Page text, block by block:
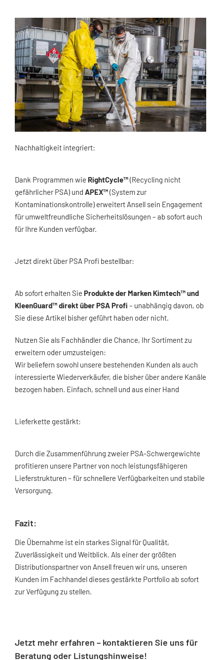
Nachhaltigkeit integriert:
Dank Programmen wie RightCycle™(Recycling nicht
gefährlicher PSA) und APEX™(System zur
Kontaminationskontrolle) erweitert Ansell sein Engagement
für umweltfreundliche Sicherheitslösungen – ab sofort auch
für Ihre Kunden verfügbar.
Jetzt direkt über PSA Profi bestellbar:
Ab sofort erhalten Sie Produkte der Marken Kimtech™ und
KleenGuard™ direkt über PSA Profi – unabhängig davon, ob
Sie diese Artikel bisher geführt haben oder nicht.
Nutzen Sie als Fachhändler die Chance, Ihr Sortiment zu
erweitern oder umzusteigen:
Wir beliefern sowohl unsere bestehenden Kunden als auch
interessierte Wiederverkäufer, die bisher über andere Kanäle
bezogen haben. Einfach, schnell und aus einer Hand
Lieferkette gestärkt:
Durch die Zusammenführung zweier PSA-Schwergewichte
profitieren unsere Partner von noch leistungsfähigeren
Lieferstrukturen – für schnellere Verfügbarkeiten und stabile
Versorgung.
Fazit:
Die Übernahme ist ein starkes Signal für Qualität,
Zuverlässigkeit und Weitblick. Als einer der größten
Distributionspartner von Ansell freuen wir uns, unseren
Kunden im Fachhandel dieses gestärkte Portfolio ab sofort
zur Verfügung zu stellen.
Jetzt mehr erfahren – kontaktieren Sie uns für
Beratung oder Listungshinweise!